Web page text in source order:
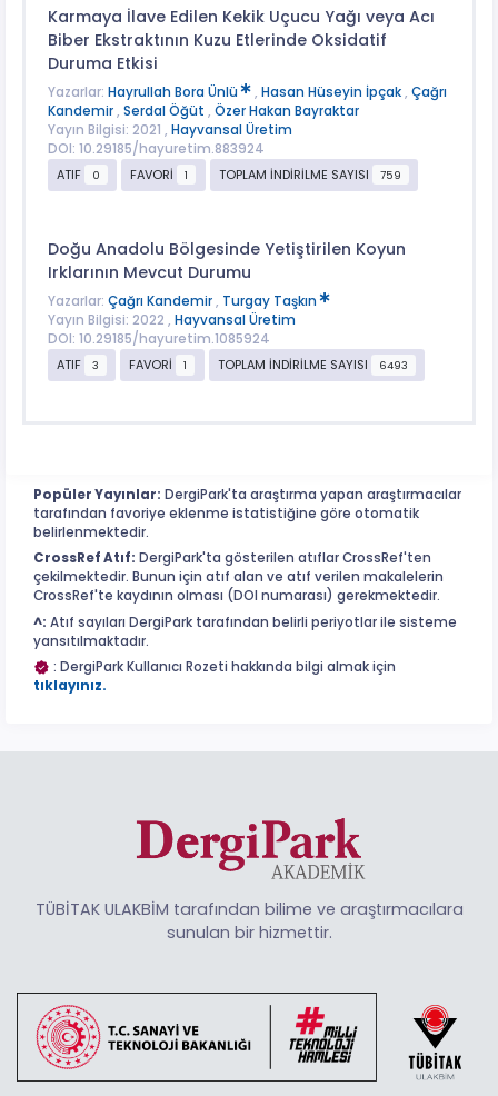
Karmaya İlave Edilen Kekik Uçucu Yağı veya Acı
Biber Ekstraktının Kuzu Etlerinde Oksidatif
Duruma Etkisi
Yazarlar: Hayrullah Bora Ünlü , Hasan Hüseyin İpçak, Çağrı
Kandemir, Serdal Öğüt , Özer Hakan Bayraktar
Yayın Bilgisi: 2021 , Hayvansal Üretim
DOI: 10.29185/hayuretim.883924
ATIF
0 FAVORİ 1 TOPLAM İNDİRİLME SAYISI 759
Doğu Anadolu Bölgesinde Yetiştirilen Koyun
Irklarının Mevcut Durumu
Yazarlar: Çağrı Kandemir, Turgay Taşkın
Yayın Bilgisi: 2022 , Hayvansal Üretim
DOI: 10.29185/hayuretim.1085924
ATIF
3 FAVORİ 1 TOPLAM İNDİRİLME SAYISI 6493
Popüler Yayınlar: DergiPark'ta araştırma yapan araştırmacılar
tarafından favoriye eklenme istatistiğine göre otomatik
belirlenmektedir.
CrossRef Atıf: DergiPark'ta gösterilen atıflar CrossRef'ten
çekilmektedir. Bunun için atıf alan ve atıf verilen makalelerin
CrossRef'te kaydının olması (DOI numarası) gerekmektedir.
^: Atıf sayıları DergiPark tarafından belirli periyotlar ile sisteme
yansıtılmaktadır.
: DergiPark Kullanıcı Rozeti hakkında bilgi almak için
tıklayınız.
TÜBİTAK ULAKBİM tarafından bilime ve araştırmacılara
sunulan bir hizmettir.